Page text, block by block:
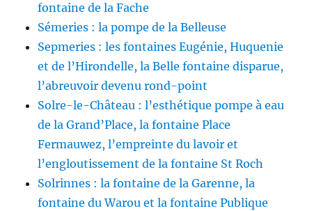
fontaine de la Fache
Sémeries : la pompe de la Belleuse
Sepmeries : les fontaines Eugénie, Huquenie
et de l’Hirondelle, la Belle fontaine disparue,
l’abreuvoir devenu rond-point
Solre-le-Château : l’esthétique pompe à eau
de la Grand’Place, la fontaine Place
Fermauwez, l’empreinte du lavoir et
l’engloutissement de la fontaine St Roch
Solrinnes : la fontaine de la Garenne, la
fontaine du Warou et la fontaine Publique